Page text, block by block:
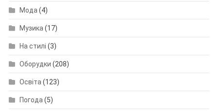
Мода (4)
Музика (17)
На стилі (3)
Оборудки (208)
Освіта (123)
Погода (5)